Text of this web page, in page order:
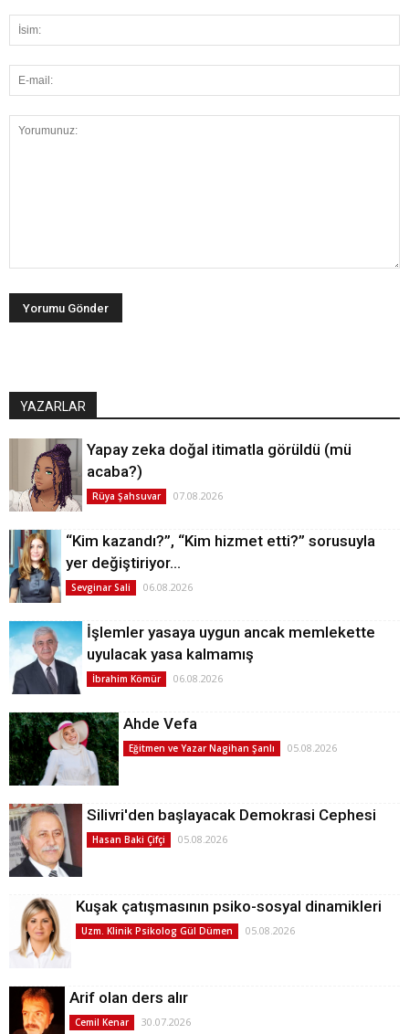
YAZARLAR
Yapay zeka doğal itimatla görüldü (mü
acaba?)
Rüya Şahsuvar 07.08.2026
“Kim kazandı?”, “Kim hizmet etti?” sorusuyla
yer değiştiriyor…
Sevginar Sali 06.08.2026
İşlemler yasaya uygun ancak memlekette
uyulacak yasa kalmamış
İbrahim Kömür 06.08.2026
Ahde Vefa
Eğitmen ve Yazar Nagihan Şanlı 05.08.2026
Silivri'den başlayacak Demokrasi Cephesi
Hasan Baki Çifçi 05.08.2026
Kuşak çatışmasının psiko-sosyal dinamikleri
Uzm. Klinik Psikolog Gül Dümen 05.08.2026
Arif olan ders alır
Cemil Kenar 30.07.2026